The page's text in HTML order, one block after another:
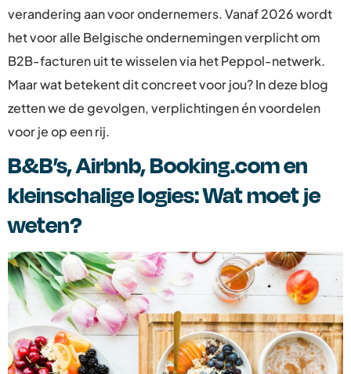
verandering aan voor ondernemers. Vanaf 2026 wordt
het voor alle Belgische ondernemingen verplicht om
B2B-facturen uit te wisselen via het Peppol-netwerk.
Maar wat betekent dit concreet voor jou? In deze blog
zetten we de gevolgen, verplichtingen én voordelen
voor je op een rij.
B&B’s, Airbnb, Booking.com en
kleinschalige logies: Wat moet je
weten?